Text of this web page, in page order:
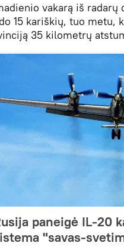
vakarą iš
15 kariškių, tuo metu,
35 kilometrų
paneigė IL-20
"savas-